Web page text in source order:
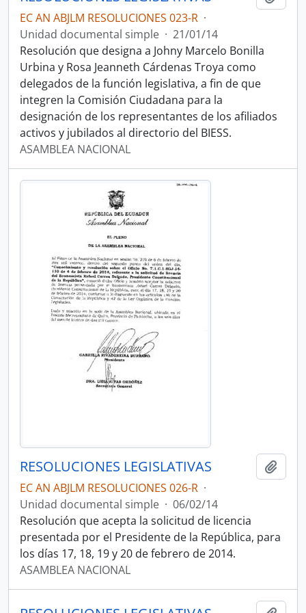
EC AN ABJLM RESOLUCIONES 023-R ·
Unidad documental simple · 21/01/14
Resolución que designa a Johny Marcelo Bonilla
Urbina y Rosa Jeanneth Cárdenas Troya como
delegados de la función legislativa, a fin de que
integren la Comisión Ciudadana para la
designación de los representantes de los afiliados
activos y jubilados al directorio del BIESS.
ASAMBLEA NACIONAL
RESOLUCIONES LEGISLATIVAS
EC AN ABJLM RESOLUCIONES 026-R ·
Unidad documental simple · 06/02/14
Resolución que acepta la solicitud de licencia
presentada por el Presidente de la República, para
los días 17, 18, 19 y 20 de febrero de 2014.
ASAMBLEA NACIONAL